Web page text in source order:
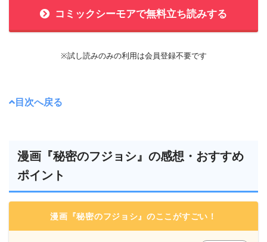
メールアドレス、Twitter、LINE ID、グーグルなどから会員登
2
月額メニューに登録する
「会員サービス」から「月額メニューの解約」を
選択すれば解約完了です
2
「コミックシーモア」自体を退会することもでき
コミックシーモアで無料立ち読みする
※試し読みのみの利用は会員登録不要です
目次へ戻る
漫画『秘密のフジョシ』の感想・おすすめ
ポイント
漫画『秘密のフジョシ』のここがすごい！